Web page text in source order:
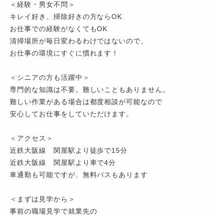
＜経験・男女不問＞
キレイ好き、掃除好きの方ならOK
お仕事での経験がなくてもOK
清掃場所が毎日変わるわけではないので、
お仕事の環境にすぐに慣れます！
＜シニアの方も活躍中＞
専門的な知識は不要。難しいこともありません。
難しい作業がある場合は都度相談が可能なので
安心してお仕事をしていただけます。
＜アクセス＞
近鉄大阪線 関屋駅より徒歩で15分
近鉄大阪線 関屋駅より車で4分
車通勤も可能ですが、無料バスもあります
＜まずは見学から＞
事前の職場見学で就業先の